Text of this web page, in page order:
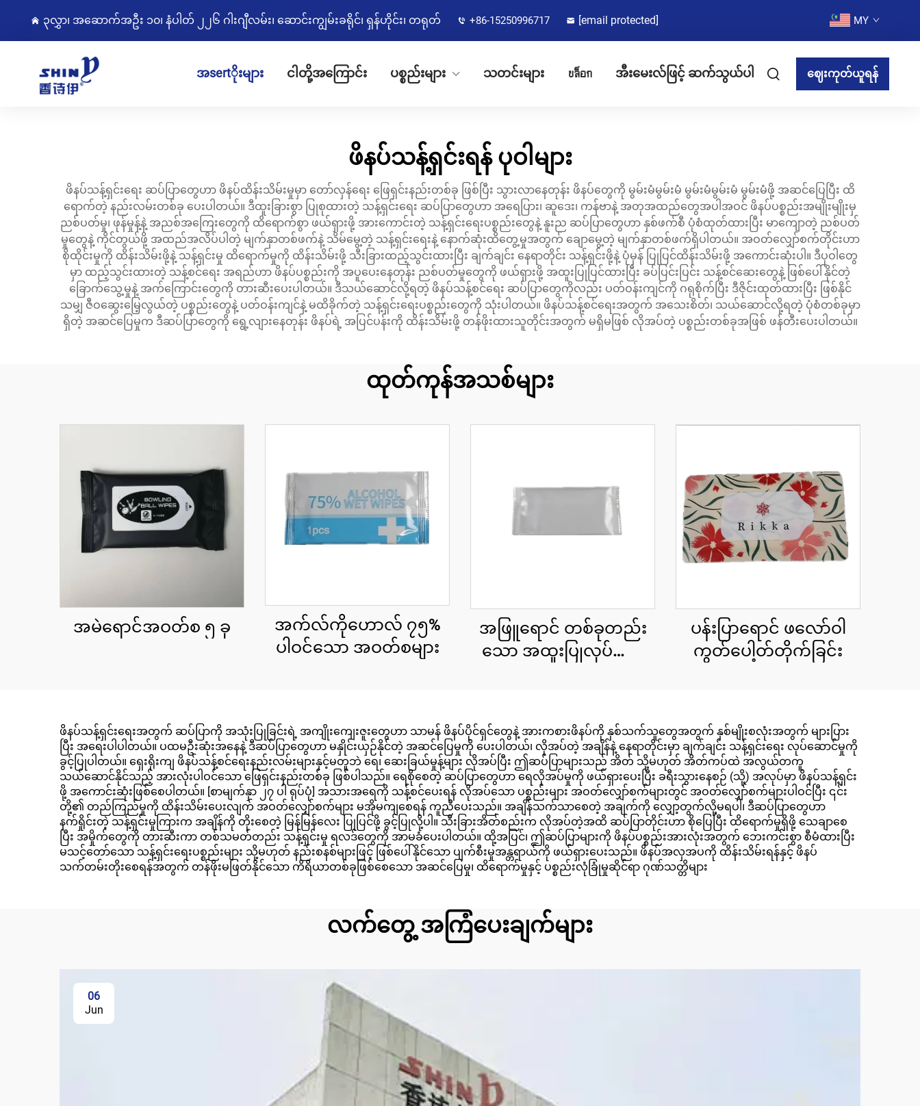
၃လွှာ၊ အဆောက်အဦး ၁၀၊ နံပါတ် ၂၂၆ ဂါးဂျီလမ်း၊ ဆောင်းကျွမ်းခရိုင်၊ ရှန်ဟိုင်း၊ တရုတ် +86-15250996717 [email protected] MY
အsertိုးများ ငါတို့အကြောင်း ပစ္စည်းများ သတင်းများ บล็อก အီးမေးလ်ဖြင့် ဆက်သွယ်ပါ ဈေးကုတ်ယူရန်
ဖိနပ်သန့်ရှင်းရန် ပုဝါများ
ဖိနပ်သန့်ရှင်းရေး ဆပ်ပြာတွေဟာ ဖိနပ်ထိန်းသိမ်းမှုမှာ တော်လှန်ရေး ဖြေရှင်းနည်းတစ်ခု ဖြစ်ပြီး သွားလာနေတုန်း ဖိနပ်တွေကို မွမ်းမံမွမ်းမံ မွမ်းမံမွမ်းမံ မွမ်းမံဖို့ အဆင်ပြေပြီး ထိ
ရောက်တဲ့ နည်းလမ်းတစ်ခု ပေးပါတယ်။ ဒီထူးခြားစွာ ပြုစုထားတဲ့ သန့်ရှင်းရေး ဆပ်ပြာတွေဟာ အရေပြား၊ ဆူဒေး၊ ကန်ဗာနဲ့ အတုအထည်တွေအပါအဝင် ဖိနပ်ပစ္စည်းအမျိုးမျိုးမှ
ညစ်ပတ်မှု၊ ဖုန်မှုန့်နဲ့ အညစ်အကြေးတွေကို ထိရောက်စွာ ဖယ်ရှားဖို့ အားကောင်းတဲ့ သန့်ရှင်းရေးပစ္စည်းတွေနဲ့ နူးည ဆပ်ပြာတွေဟာ နှစ်ဖက်စီ ပုံစံထုတ်ထားပြီး မာကျောတဲ့ ညစ်ပတ်
မှုတွေနဲ့ ကိုင်တွယ်ဖို့ အထည်အလိပ်ပါတဲ့ မျက်နှာတစ်ဖက်နဲ့ သိမ်မွေ့တဲ့ သန့်ရှင်းရေးနဲ့ နောက်ဆုံးထိတွေ့မှုအတွက် ချောမွေ့တဲ့ မျက်နှာတစ်ဖက်ရှိပါတယ်။ အဝတ်လျှော်စက်တိုင်းဟာ
စိုထိုင်းမှုကို ထိန်းသိမ်းဖို့နဲ့ သန့်ရှင်းမှု ထိရောက်မှုကို ထိန်းသိမ်းဖို့ သီးခြားထည့်သွင်းထားပြီး ချက်ချင်း နေရာတိုင်း သန့်ရှင်းဖို့နဲ့ ပုံမှန် ပြုပြင်ထိန်းသိမ်းဖို့ အကောင်းဆုံးပါ။ ဒီပုဝါတွေ
မှာ ထည့်သွင်းထားတဲ့ သန့်စင်ရေး အရည်ဟာ ဖိနပ်ပစ္စည်းကို အပူပေးနေတုန်း ညစ်ပတ်မှုတွေကို ဖယ်ရှားဖို့ အထူးပြုပြင်ထားပြီး ခပ်ပြင်းပြင်း သန့်စင်ဆေးတွေနဲ့ ဖြစ်ပေါ်နိုင်တဲ့
ခြောက်သွေ့မှုနဲ့ အက်ကြောင်းတွေကို တားဆီးပေးပါတယ်။ ဒီသယ်ဆောင်လို့ရတဲ့ ဖိနပ်သန့်စင်ရေး ဆပ်ပြာတွေကိုလည်း ပတ်ဝန်းကျင်ကို ဂရုစိုက်ပြီး ဒီဇိုင်းထုတ်ထားပြီး ဖြစ်နိုင်
သမျှ ဇီဝဆွေးမြေ့လွယ်တဲ့ ပစ္စည်းတွေနဲ့ ပတ်ဝန်းကျင်နဲ့ မထိခိုက်တဲ့ သန့်ရှင်းရေးပစ္စည်းတွေကို သုံးပါတယ်။ ဖိနပ်သန့်စင်ရေးအတွက် အသေးစိတ်၊ သယ်ဆောင်လို့ရတဲ့ ပုံစံတစ်ခုမှာ
ရှိတဲ့ အဆင်ပြေမှုက ဒီဆပ်ပြာတွေကို ရွေ့လျားနေတုန်း ဖိနပ်ရဲ့ အပြင်ပန်းကို ထိန်းသိမ်းဖို့ တန်ဖိုးထားသူတိုင်းအတွက် မရှိမဖြစ် လိုအပ်တဲ့ ပစ္စည်းတစ်ခုအဖြစ် ဖန်တီးပေးပါတယ်။
ထုတ်ကုန်အသစ်များ
အမဲရောင်အဝတ်စ ၅ ခု
အက်လ်ကိုဟောလ် ၇၅%
ပါဝင်သော အဝတ်စများ
အဖြူရောင် တစ်ခုတည်း
သော အထူးပြုလုပ်ထား
ပန်းပြာရောင် ဖလော်ဝါ
ကွတ်ပေါ့တ်တိုက်ခြင်း
ဖိနပ်သန့်ရှင်းရေးအတွက် ဆပ်ပြာကို အသုံးပြုခြင်းရဲ့ အကျိုးကျေးဇူးတွေဟာ သာမန် ဖိနပ်ပိုင်ရှင်တွေနဲ့ အားကစားဖိနပ်ကို နှစ်သက်သူတွေအတွက် နှစ်မျိုးစလုံးအတွက် များပြား
ပြီး အရေးပါပါတယ်။ ပထမဦးဆုံးအနေနဲ့ ဒီဆပ်ပြာတွေဟာ မနှိုင်းယှဉ်နိုင်တဲ့ အဆင်ပြေမှုကို ပေးပါတယ်၊ လိုအပ်တဲ့ အချိန်နဲ့ နေရာတိုင်းမှာ ချက်ချင်း သန့်ရှင်းရေး လုပ်ဆောင်မှုကို
ခွင့်ပြုပါတယ်။ ရှေးရိုးကျ ဖိနပ်သန့်စင်ရေးနည်းလမ်းများနှင့်မတူဘဲ ရေ၊ ဆေးခြယ်မှုန့်များ လိုအပ်ပြီး ဤဆပ်ပြာများသည် အိတ် သို့မဟုတ် အိတ်ကပ်ထဲ အလွယ်တကူ
သယ်ဆောင်နိုင်သည့် အားလုံးပါဝင်သော ဖြေရှင်းနည်းတစ်ခု ဖြစ်ပါသည်။ ရေစိုစေတဲ့ ဆပ်ပြာတွေဟာ ရေလိုအပ်မှုကို ဖယ်ရှားပေးပြီး ခရီးသွားနေစဉ် (သို့) အလုပ်မှာ ဖိနပ်သန့်ရှင်း
ဖို့ အကောင်းဆုံးဖြစ်စေပါတယ်။ [စာမျက်နှာ ၂၇ ပါ ရုပ်ပုံ] အသားအရေကို သန့်စင်ပေးရန် လိုအပ်သော ပစ္စည်းများ အဝတ်လျှော်စက်များတွင် အဝတ်လျှော်စက်များပါဝင်ပြီး ၎င်း
တို့၏ တည်ကြည်မှုကို ထိန်းသိမ်းပေးလျက် အဝတ်လျှော်စက်များ မအိုမကျစေရန် ကူညီပေးသည်။ အချိန်သက်သာစေတဲ့ အချက်ကို လျှော့တွက်လို့မရပါ၊ ဒီဆပ်ပြာတွေဟာ
နက်ရှိုင်းတဲ့ သန့်ရှင်းမှုကြားက အချိန်ကို တိုးစေတဲ့ မြန်မြန်လေး ပြုပြင်ဖို့ ခွင့်ပြုလို့ပါ။ သီးခြားအိတ်စည်းက လိုအပ်တဲ့အထိ ဆပ်ပြာတိုင်းဟာ စိုပြေပြီး ထိရောက်မှုရှိဖို့ သေချာစေ
ပြီး အမှိုက်တွေကို တားဆီးကာ တစ်သမတ်တည်း သန့်ရှင်းမှု ရလဒ်တွေကို အာမခံပေးပါတယ်။ ထို့အပြင်၊ ဤဆပ်ပြာများကို ဖိနပ်ပစ္စည်းအားလုံးအတွက် ဘေးကင်းစွာ စီမံထားပြီး
မသင့်တော်သော သန့်ရှင်းရေးပစ္စည်းများ သို့မဟုတ် နည်းစနစ်များဖြင့် ဖြစ်ပေါ်နိုင်သော ပျက်စီးမှုအန္တရာယ်ကို ဖယ်ရှားပေးသည်။ ဖိနပ်အလှအပကို ထိန်းသိမ်းရန်နှင့် ဖိနပ်
သက်တမ်းတိုးစေရန်အတွက် တန်ဖိုးမဖြတ်နိုင်သော ကိရိယာတစ်ခုဖြစ်စေသော အဆင်ပြေမှု၊ ထိရောက်မှုနှင့် ပစ္စည်းလုံခြုံမှုဆိုင်ရာ ဂုဏ်သတ္တိများ
လက်တွေ့ အကြံပေးချက်များ
06
Jun